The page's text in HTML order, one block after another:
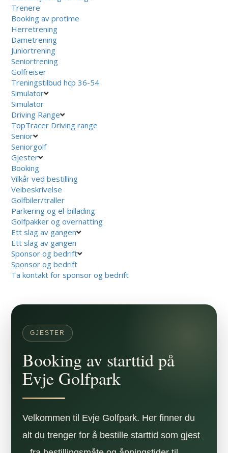
Trenere
Booking av protime
Herretrening
Dametrening
Juniortrening
Seniortrening
Golfreiser
Treningstilbud hcp 36-54
Simulator
Simulator
Driving Range
TopTracer Driving range
Senior
Seniorgolf
Gjester
Booking
Vilkår ved bestilling
Veibeskrivelse
Golfbiler/traller
Parkering og el-billading
Golfpakker og overnatting
Ett slag av gangen
Ett slag av gangen
Sponsor og bedrift
Sponsor og bedrift
Ta kontakt for sponsor og bedrift
GJESTER
Booking av starttid på
Evje Golfpark
Velkommen til Evje Golfpark. Her finner du
alt du trenger for å bestille starttid som gjest